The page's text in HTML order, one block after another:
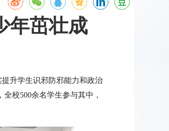
年茁壮成
升学生识邪防邪能力和政治
校500余名学生参与其中，